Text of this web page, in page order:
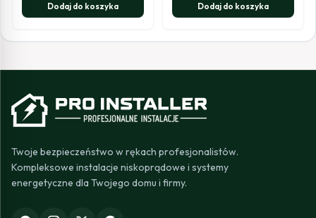
Dodaj do koszyka Dodaj do koszyka
Twoje bezpieczeństwo w rękach profesjonalistów.
Kompleksowe instalacje niskoprądowe i systemy
energetyczne dla Twojego domu i firmy.